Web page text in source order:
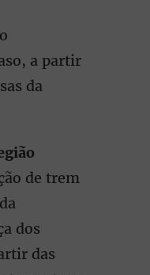
a partir
da
de trem
dos
das